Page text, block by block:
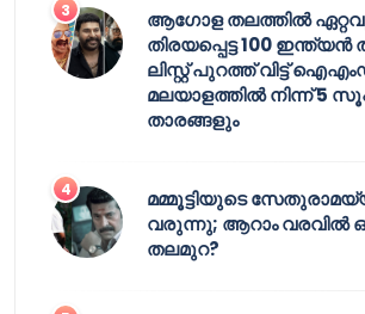
ആഗോള തലത്തിൽ
തിരയപ്പെട്ട 100
ലിസ്റ്റ് പുറത്ത് വിട്ട്
മലയാളത്തിൽ നിന്ന് 5
താരങ്ങളും
മമ്മൂട്ടിയുടെ
വരുന്നു; ആറാം വരവിൽ
തലമുറ?